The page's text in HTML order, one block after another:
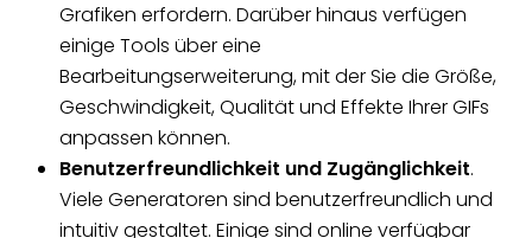
Grafiken erfordern. Darüber hinaus verfügen
einige Tools über eine
Bearbeitungserweiterung, mit der Sie die Größe,
Geschwindigkeit, Qualität und Effekte Ihrer GIFs
anpassen können.
Benutzerfreundlichkeit und Zugänglichkeit.
Viele Generatoren sind benutzerfreundlich und
intuitiv gestaltet. Einige sind online verfügbar